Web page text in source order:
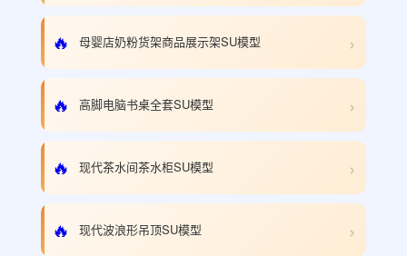
🔥 母婴店奶粉货架商品展示架SU模型 ›
🔥 高脚电脑书桌全套SU模型 ›
🔥 现代茶水间茶水柜SU模型 ›
🔥 现代波浪形吊顶SU模型 ›